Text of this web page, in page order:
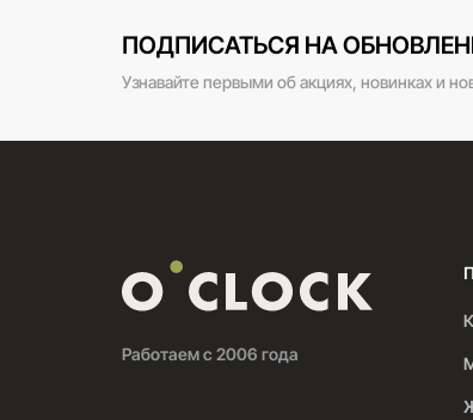
ПОДПИСАТЬСЯ НА
Узнавайте первыми об акциях, новинках и
Работаем с 2006 года